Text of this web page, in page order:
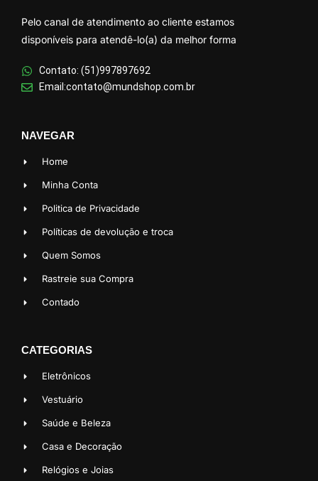
Pelo canal de atendimento ao cliente estamos
disponíveis para atendê-lo(a) da melhor forma
Contato: (51)997897692
Email:contato@mundshop.com.br
NAVEGAR
Home
Minha Conta
Politica de Privacidade
Políticas de devolução e troca
Quem Somos
Rastreie sua Compra
Contado
CATEGORIAS
Eletrônicos
Vestuário
Saúde e Beleza
Casa e Decoração
Relógios e Joias